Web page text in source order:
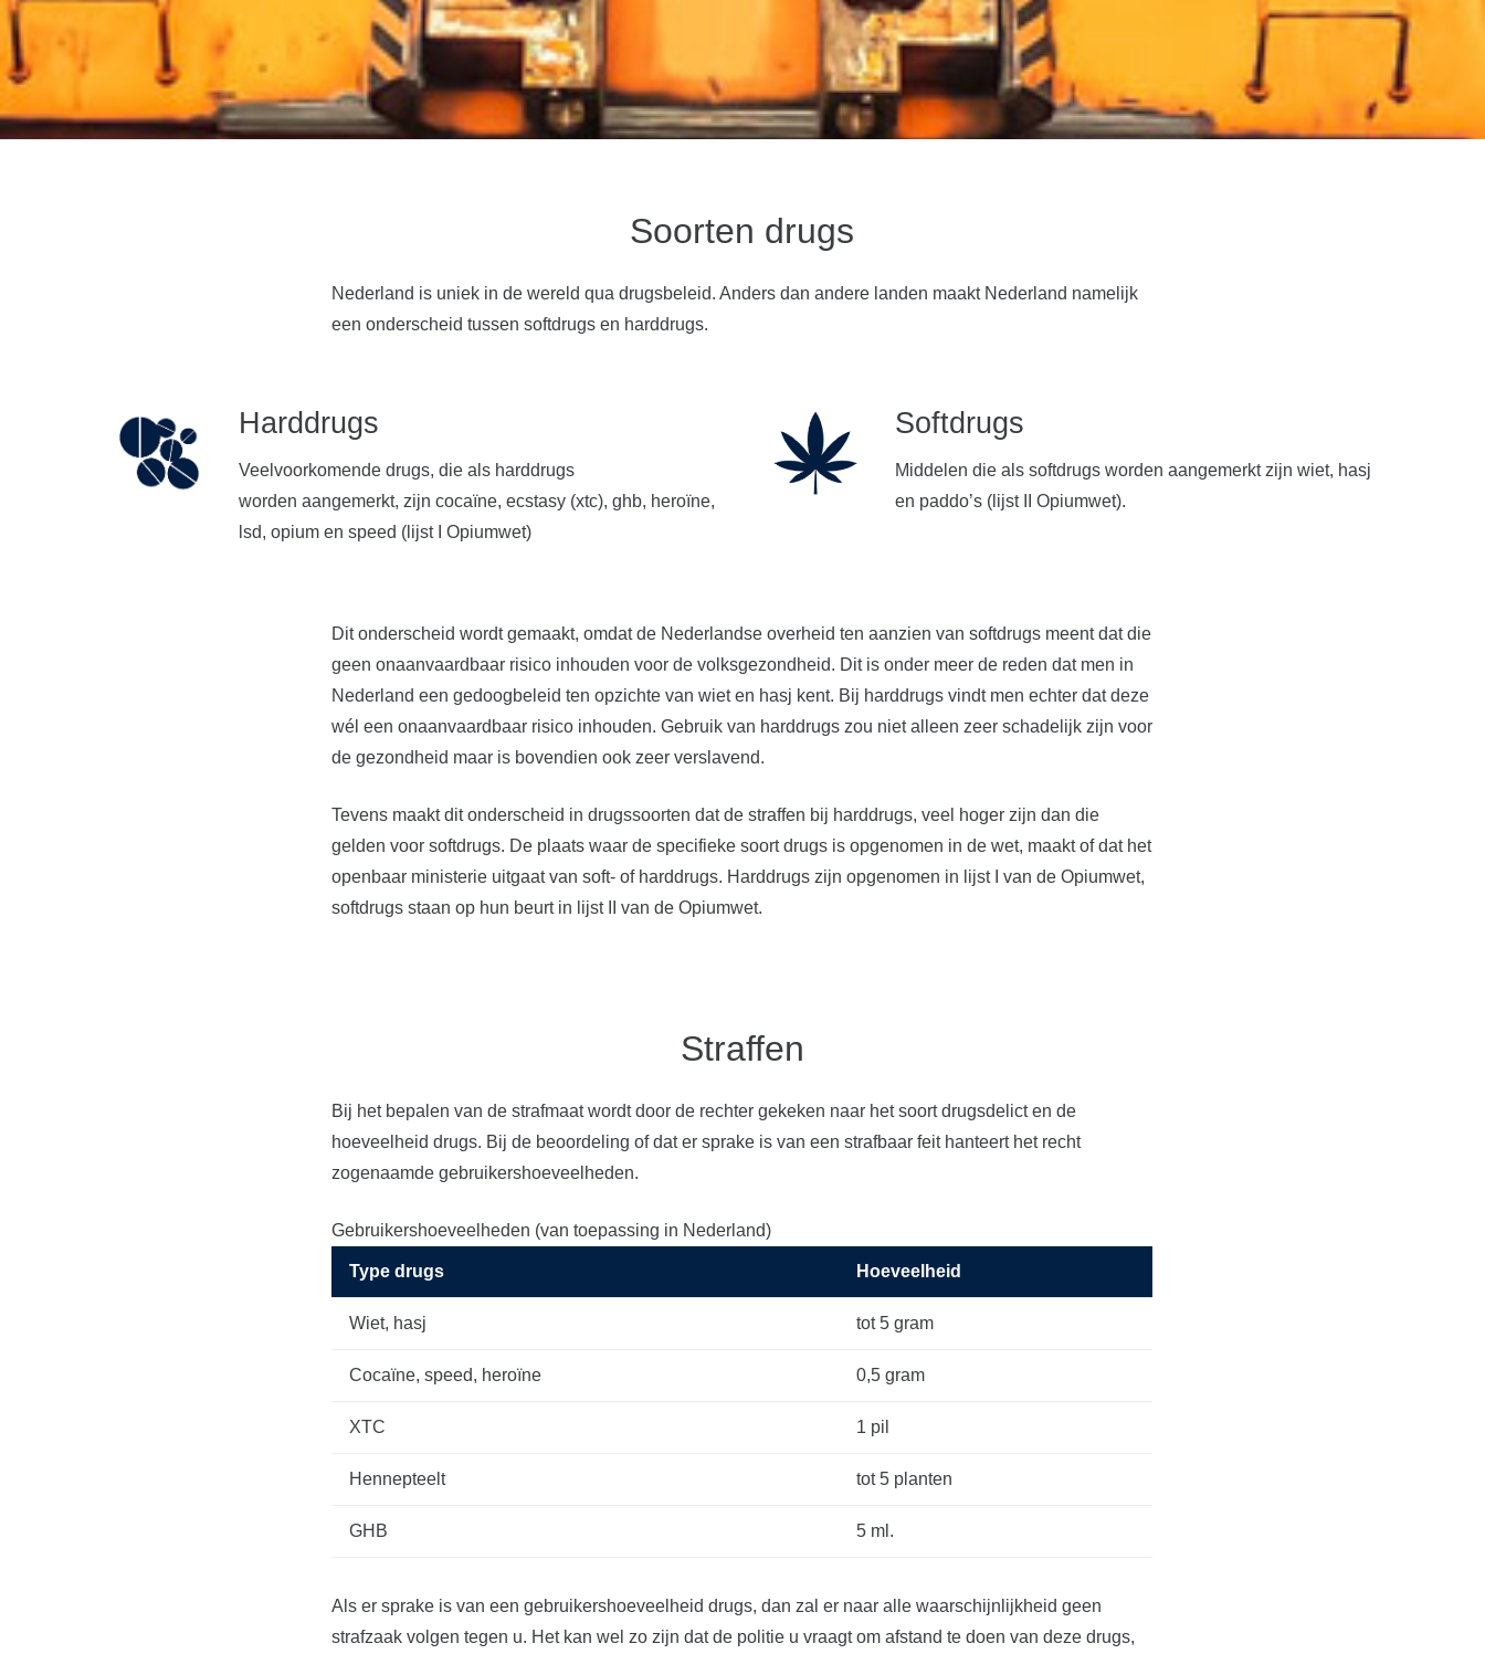
Soorten drugs
Nederland is uniek in de wereld qua drugsbeleid. Anders dan andere landen maakt Nederland namelijk
een onderscheid tussen softdrugs en harddrugs.
Harddrugs
Veelvoorkomende drugs, die als harddrugs
worden aangemerkt, zijn cocaïne, ecstasy (xtc), ghb, heroïne,
lsd, opium en speed (lijst I Opiumwet)
Softdrugs
Middelen die als softdrugs worden aangemerkt zijn wiet, hasj
en paddo’s (lijst II Opiumwet).
Dit onderscheid wordt gemaakt, omdat de Nederlandse overheid ten aanzien van softdrugs meent dat die
geen onaanvaardbaar risico inhouden voor de volksgezondheid. Dit is onder meer de reden dat men in
Nederland een gedoogbeleid ten opzichte van wiet en hasj kent. Bij harddrugs vindt men echter dat deze
wél een onaanvaardbaar risico inhouden. Gebruik van harddrugs zou niet alleen zeer schadelijk zijn voor
de gezondheid maar is bovendien ook zeer verslavend.
Tevens maakt dit onderscheid in drugssoorten dat de straffen bij harddrugs, veel hoger zijn dan die
gelden voor softdrugs. De plaats waar de specifieke soort drugs is opgenomen in de wet, maakt of dat het
openbaar ministerie uitgaat van soft- of harddrugs. Harddrugs zijn opgenomen in lijst I van de Opiumwet,
softdrugs staan op hun beurt in lijst II van de Opiumwet.
Straffen
Bij het bepalen van de strafmaat wordt door de rechter gekeken naar het soort drugsdelict en de
hoeveelheid drugs. Bij de beoordeling of dat er sprake is van een strafbaar feit hanteert het recht
zogenaamde gebruikershoeveelheden.
Gebruikershoeveelheden (van toepassing in Nederland)
Type drugs Hoeveelheid
Wiet, hasj tot 5 gram
Cocaïne, speed, heroïne 0,5 gram
XTC 1 pil
Hennepteelt tot 5 planten
GHB 5 ml.
Als er sprake is van een gebruikershoeveelheid drugs, dan zal er naar alle waarschijnlijkheid geen
strafzaak volgen tegen u. Het kan wel zo zijn dat de politie u vraagt om afstand te doen van deze drugs,